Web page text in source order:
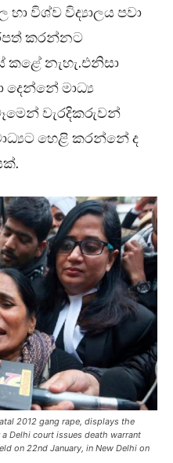
විශ්ව විද්‍යාලය පවා
කරන්නට
කළේ නැහැ.එනිසා
මාධ්‍ය
වැරදිකරුවන්
හෙළි කරන්නේ ද
2012 gang rape, displays the
Delhi court issues death warrant
on 22nd January, in New Delhi on